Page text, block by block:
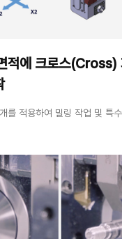
적에 크로스(Cross)
를 적용하여 밀링 작업 및 특